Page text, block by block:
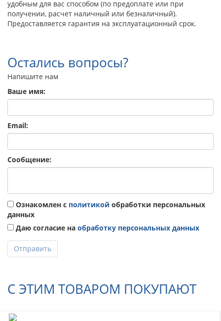
удобным для вас способом (по предоплате или при
получении, расчет наличный или безналичный).
Предоставляется гарантия на эксплуатационный срок.
Остались вопросы?
Напишите нам
Ваше имя:
Email:
Сообщение:
Ознакомлен с политикой обработки персональных
данных
Даю согласие на обработку персональных данных
Отправить
С ЭТИМ ТОВАРОМ ПОКУПАЮТ